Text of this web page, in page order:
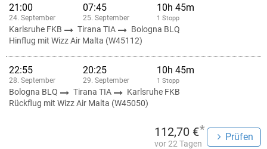
21:00
24. September
07:45
25. September
10h 45m
1 Stopp
Karlsruhe FKB Tirana TIA
Bologna BLQ
Hinflug mit Wizz Air Malta (W45112)
22:55
28. September
20:25
29. September
10h 45m
1 Stopp
Bologna BLQ Tirana TIA
Karlsruhe FKB
Rückflug mit Wizz Air Malta (W45050)
112,70 €*
vor 22 Tagen
Prüfen